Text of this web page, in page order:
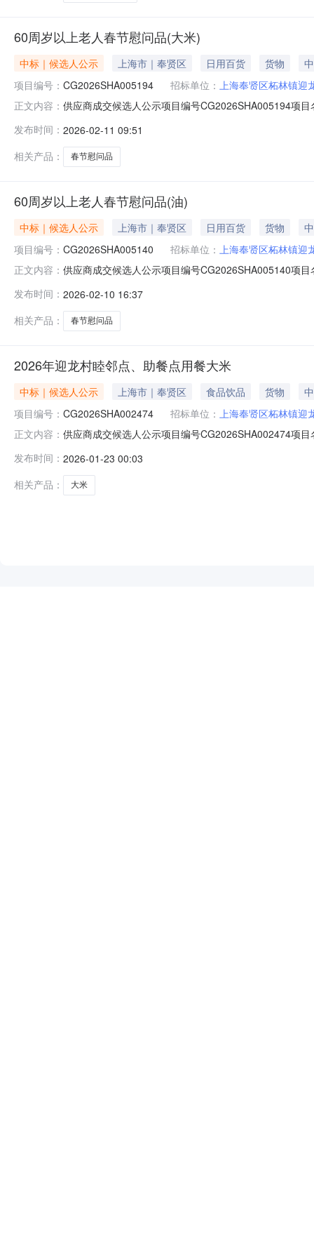
60周岁以上老人春节慰问品(大米)
中标｜候选人公示 上海市｜奉贤区 日用百货 货物
项目编号： CG2026SHA005194 招标单位： 上海奉贤区柘林镇迎
正文内容： 供应商成交候选人公示项目编号CG2026SHA005194项
67105695。反映情况须实事求是，提供具体线索或事实
发布时间： 2026-02-11 09:51
相关产品：
春节慰问品
60周岁以上老人春节慰问品(油)
中标｜候选人公示 上海市｜奉贤区 日用百货 货物
项目编号： CG2026SHA005140 招标单位： 上海奉贤区柘林镇迎
正文内容： 供应商成交候选人公示项目编号CG2026SHA005140项
映情况须实事求是，提供具体线索或事实依据。以单位
发布时间： 2026-02-10 16:37
相关产品：
春节慰问品
2026年迎龙村睦邻点、助餐点用餐大米
中标｜候选人公示 上海市｜奉贤区 食品饮品 货物
项目编号： CG2026SHA002474 招标单位： 上海奉贤区柘林镇迎
正文内容： 供应商成交候选人公示项目编号CG2026SHA002474项
67105695。反映情况须实事求是，提供具体线索或事实
发布时间： 2026-01-23 00:03
相关产品：
大米